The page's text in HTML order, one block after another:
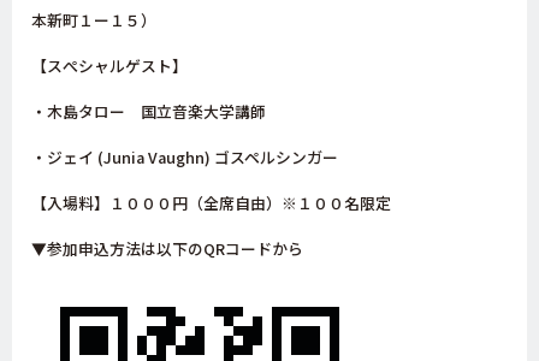
本新町１ー１５）
【スぺシャルゲスト】
・木島タロー 国立音楽大学講師
・ジェイ (Junia Vaughn) ゴスペルシンガー
【入場料】１０００円（全席自由）※１００名限定
▼参加申込方法は以下のQRコードから